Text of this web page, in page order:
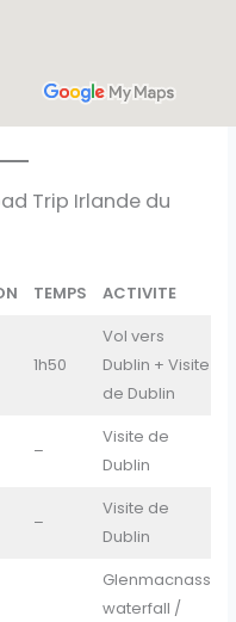
Trip Irlande du
TEMPS ACTIVITE
1h50
Vol vers
Dublin + Visite
de Dublin
–
Visite de
Dublin
–
Visite de
Dublin
Glenmacnass
waterfall /